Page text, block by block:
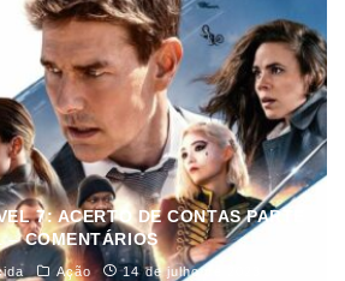
7: ACERTO DE CONTAS PARTE
– COMENTÁRIOS
Ação 14 de julho de 2023